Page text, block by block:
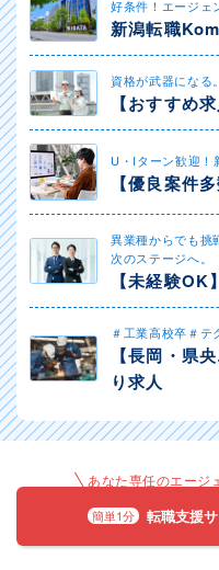
好条件！エージェ
新潟転職
資格が武器になる
【おすすめ
U・Iターン歓迎！
【優良案件
異業種からでも挑
次のステージへ。
【未経験
＃工業高校卒＃テ
【長岡・県
り求人
あなた専任のエージ
簡単1分 転職支援